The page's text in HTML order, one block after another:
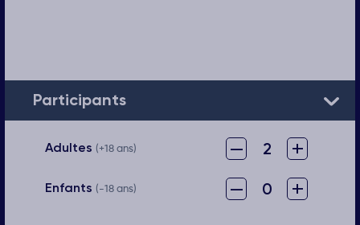
Participants
Adultes (+18 ans) – 2 +
Enfants (-18 ans) – 0 +